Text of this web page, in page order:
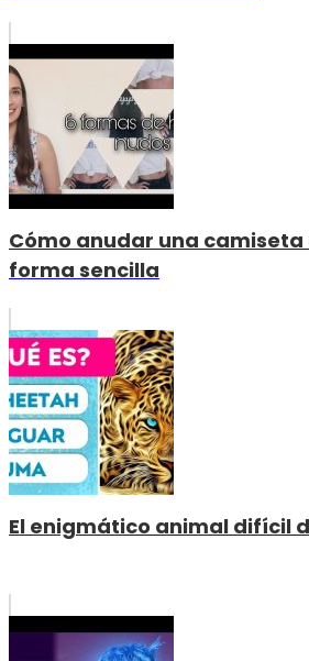
Cómo anudar una camiseta
forma sencilla
El enigmático animal difícil